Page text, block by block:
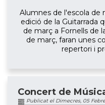
Alumnes de l'escola de
edició de la Guitarrada
de març a Fornells de
de març, faran unes
repertori i
Concert de
Publicat el Dimecres, 05